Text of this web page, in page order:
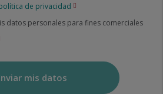
de privacidad
datos personales para fines comerciales
mis datos